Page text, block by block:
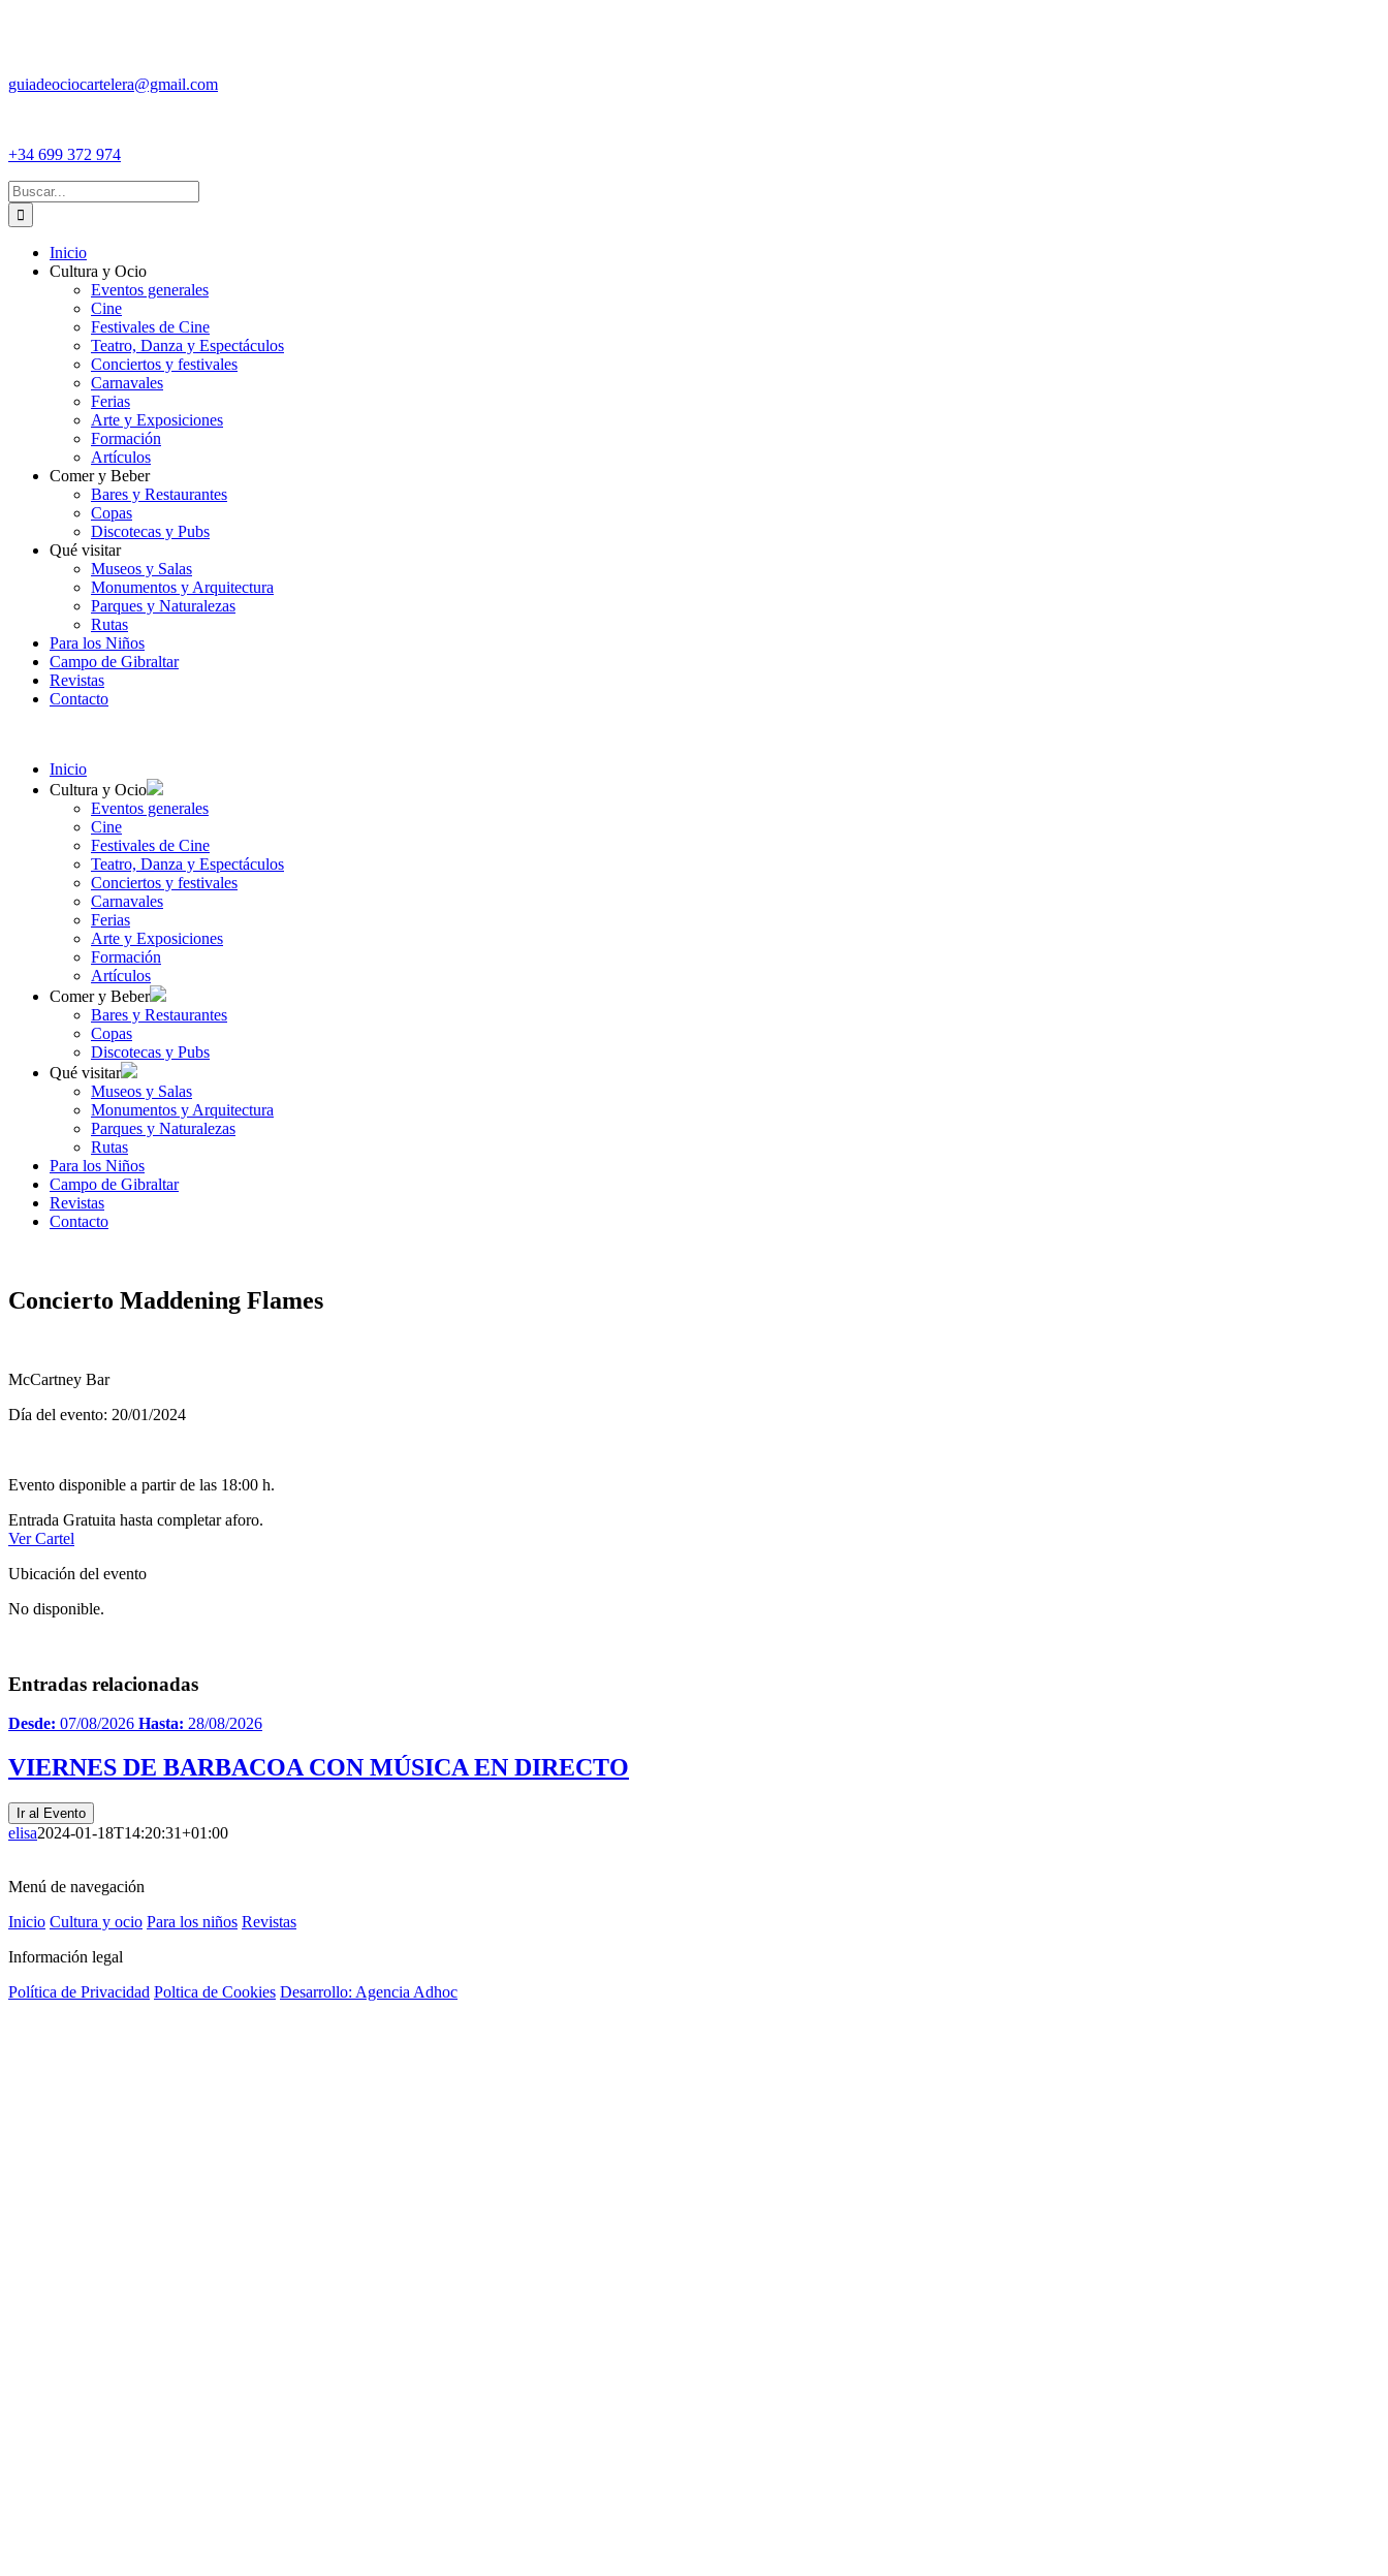
guiadeociocartelera@gmail.com
+34 699 372 974
Buscar:
Inicio
Cultura y Ocio
Eventos generales
Cine
Festivales de Cine
Teatro, Danza y Espectáculos
Conciertos y festivales
Carnavales
Ferias
Arte y Exposiciones
Formación
Artículos
Comer y Beber
Bares y Restaurantes
Copas
Discotecas y Pubs
Qué visitar
Museos y Salas
Monumentos y Arquitectura
Parques y Naturalezas
Rutas
Para los Niños
Campo de Gibraltar
Revistas
Contacto
Inicio
Cultura y Ocio
Eventos generales
Cine
Festivales de Cine
Teatro, Danza y Espectáculos
Conciertos y festivales
Carnavales
Ferias
Arte y Exposiciones
Formación
Artículos
Comer y Beber
Bares y Restaurantes
Copas
Discotecas y Pubs
Qué visitar
Museos y Salas
Monumentos y Arquitectura
Parques y Naturalezas
Rutas
Para los Niños
Campo de Gibraltar
Revistas
Contacto
Concierto Maddening Flames
McCartney Bar
Día del evento: 20/01/2024
Evento disponible a partir de las 18:00 h.
Entrada Gratuita hasta completar aforo.
Ver Cartel
Ubicación del evento
No disponible.
Entradas relacionadas
Desde: 07/08/2026 Hasta: 28/08/2026
VIERNES DE BARBACOA CON MÚSICA EN DIRECTO
Ir al Evento
elisa2024-01-18T14:20:31+01:00
Menú de navegación
Inicio Cultura y ocio Para los niños Revistas
Información legal
Política de Privacidad Poltica de Cookies Desarrollo: Agencia Adhoc